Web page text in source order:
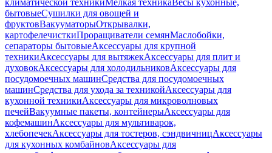
климатической техникиМелкая техникаВесы кухонные,
бытовыеСушилки для овощей и
фруктовВакууматорыОткрывалки,
картофелечисткиПроращиватели семянМаслобойки,
сепараторы бытовыеАксессуары для крупной
техникиАксессуары для вытяжекАксессуары для плит и
духовокАксессуары для холодильниковАксессуары для
посудомоечных машинСредства для посудомоечных
машинСредства для ухода за техникойАксессуары для
кухонной техникиАксессуары для микроволновых
печейВакуумные пакеты, контейнерыАксессуары для
кофемашинАксессуары для мультиварок,
хлебопечекАксессуары для тостеров, сэндвичницАксессуары
для кухонных комбайновАксессуары для